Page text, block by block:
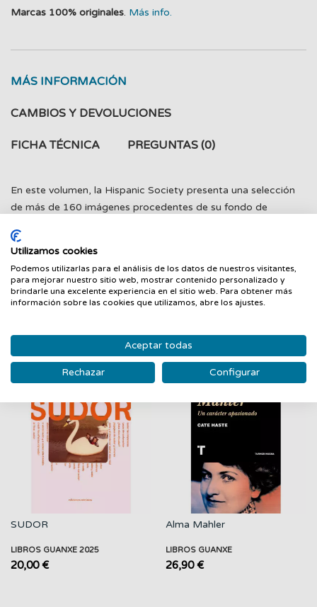
Marcas 100% originales. Más info.
MÁS INFORMACIÓN
CAMBIOS Y DEVOLUCIONES
FICHA TÉCNICA PREGUNTAS (0)
En este volumen, la Hispanic Society presenta una selección
de más de 160 imágenes procedentes de su fondo de
1920. Estas tomas, publicadas aquí por vez primera, ofrecen
una sorprendente perspectiva de un mundo ya desaparecido.
‹ ›
SUDOR
LIBROS GUANXE 2025
20,00 €
Alma Mahler
LIBROS GUANXE
26,90 €
Utilizamos cookies
Podemos utilizarlas para el análisis de los datos de nuestros visitantes,
para mejorar nuestro sitio web, mostrar contenido personalizado y
brindarle una excelente experiencia en el sitio web. Para obtener más
información sobre las cookies que utilizamos, abre los ajustes.
Aceptar todas
Rechazar Configurar